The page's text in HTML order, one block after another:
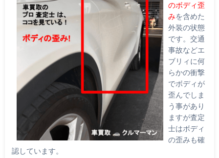
のボディ歪
みを含めた
外装の状態
です。交通
事故などエ
ブリィに何
らかの衝撃
でボディが
歪んでしま
う事があり
ますが査定
士はボディ
の歪みも確
認しています。